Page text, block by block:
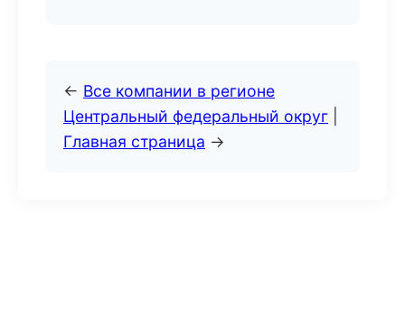
← Все компании в регионе
Центральный федеральный округ
Главная страница →